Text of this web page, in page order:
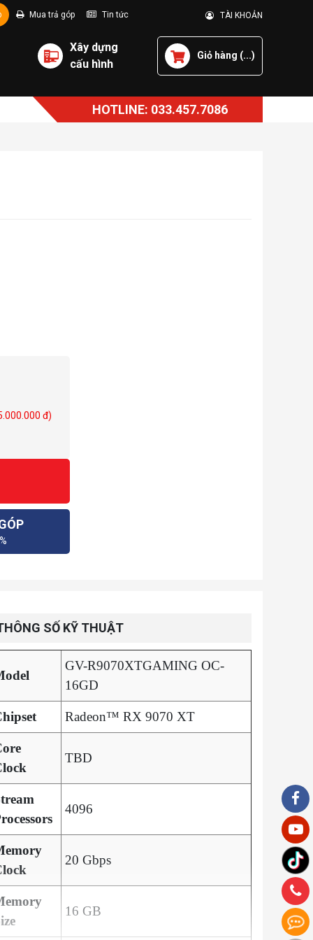
Mua trả góp Tin tức TÀI KHOẢN
Xây dựng
cấu hình
Giỏ hàng (...)
HOTLINE: 033.457.7086
đ)
SỐ KỸ THUẬT
GV-R9070XTGAMING OC-
16GD
Radeon™ RX 9070 XT
TBD
4096
20 Gbps
16 GB